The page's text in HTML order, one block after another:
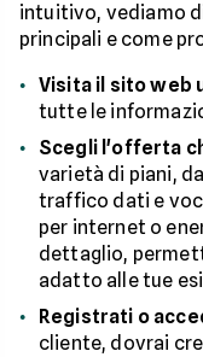
intuitivo, vediamo
principali e come
Visita il sito web
tutte le
Scegli l'offerta
varietà di piani,
traffico dati e
per internet o
dettaglio,
adatto alle tue
Registrati o
cliente, dovrai